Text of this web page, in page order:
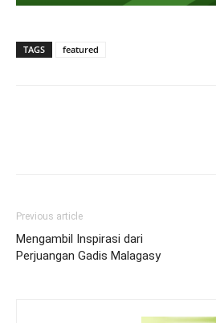
TAGS featured
Previous article
Mengambil Inspirasi dari
Perjuangan Gadis Malagasy